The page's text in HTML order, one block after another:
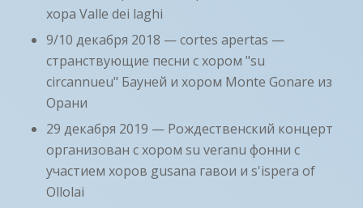
хора Valle dei laghi
9/10 декабря 2018 — cortes apertas —
странствующие песни с хором "su
circannueu" Бауней и хором Monte Gonare из
Орани
29 декабря 2019 — Рождественский концерт
организован с хором su veranu фонни с
участием хоров gusana гавои и s'ispera of
Ollolai